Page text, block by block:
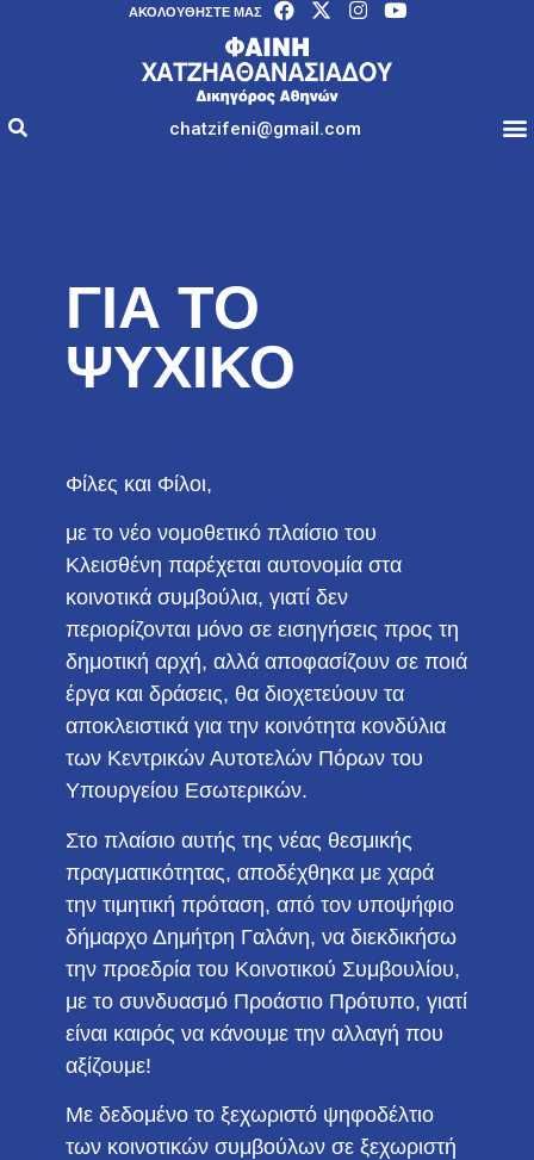
AΚΟΛΟΥΘΉΣΤΕ ΜΑΣ
chatzifeni@gmail.com
ΓΙΑ ΤΟ
ΨΥΧΙΚΟ
Φίλες και Φίλοι,
με το νέο νομοθετικό πλαίσιο του
Κλεισθένη παρέχεται αυτονομία στα
κοινοτικά συμβούλια, γιατί δεν
περιορίζονται μόνο σε εισηγήσεις προς τη
δημοτική αρχή, αλλά αποφασίζουν σε ποιά
έργα και δράσεις, θα διοχετεύουν τα
αποκλειστικά για την κοινότητα κονδύλια
των Κεντρικών Αυτοτελών Πόρων του
Υπουργείου Εσωτερικών.
Στο πλαίσιο αυτής της νέας θεσμικής
πραγματικότητας, αποδέχθηκα με χαρά
την τιμητική πρόταση, από τον υποψήφιο
δήμαρχο Δημήτρη Γαλάνη, να διεκδικήσω
την προεδρία του Κοινοτικού Συμβουλίου,
με το συνδυασμό Προάστιο Πρότυπο, γιατί
είναι καιρός να κάνουμε την αλλαγή που
αξίζουμε!
Με δεδομένο το ξεχωριστό ψηφοδέλτιο
των κοινοτικών συμβούλων σε ξεχωριστή